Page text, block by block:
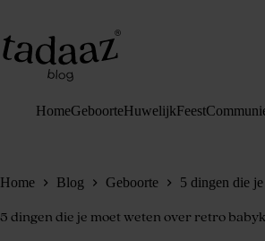
de
inhoud
HomeGeboorteHuwelijkFeest
Home Blog Geboorte 5 dingen die
5 dingen die je moet weten over retro